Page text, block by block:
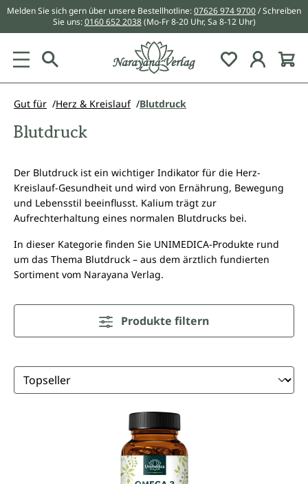
springen
Melden Sie sich gern über unsere Bestellhotline:07626 974 9700/ Schreiben
Sie uns:0160 652 2038 (Mo-Fr 8-20 Uhr, Sa 8-12 Uhr)
Du hast 0
Gut für Herz & Kreislauf Blutdruck
Blutdruck
Der Blutdruck ist ein wichtiger Indikator für die Herz-
Kreislauf-Gesundheit und wird von Ernährung, Bewegung
und Lebensstil beeinflusst. Kalium trägt zur
Aufrechterhaltung eines normalen Blutdrucks bei.
In dieser Kategorie finden Sie UNIMEDICA-Produkte rund
um das Thema Blutdruck – aus dem ärztlich fundierten
Sortiment vom Narayana Verlag.
Produkte filtern